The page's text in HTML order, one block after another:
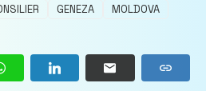
GENEZA MOLDOVA